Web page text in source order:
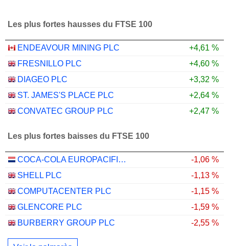
Les plus fortes hausses du FTSE 100
ENDEAVOUR MINING PLC
+4,61 %
FRESNILLO PLC
+4,60 %
DIAGEO PLC
+3,32 %
ST. JAMES'S PLACE PLC
+2,64 %
CONVATEC GROUP PLC
+2,47 %
Les plus fortes baisses du FTSE 100
COCA-COLA EUROPACIFIC PARTNERS PLC
-1,06 %
SHELL PLC
-1,13 %
COMPUTACENTER PLC
-1,15 %
GLENCORE PLC
-1,59 %
BURBERRY GROUP PLC
-2,55 %